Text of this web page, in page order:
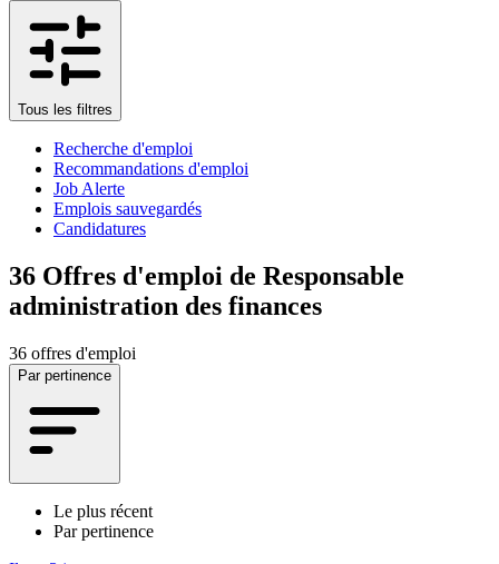
Tous les filtres
Recherche d'emploi
Recommandations d'emploi
Job Alerte
Emplois sauvegardés
Candidatures
36 Offres d'emploi de Responsable
administration des finances
36 offres d'emploi
Par pertinence
Le plus récent
Par pertinence